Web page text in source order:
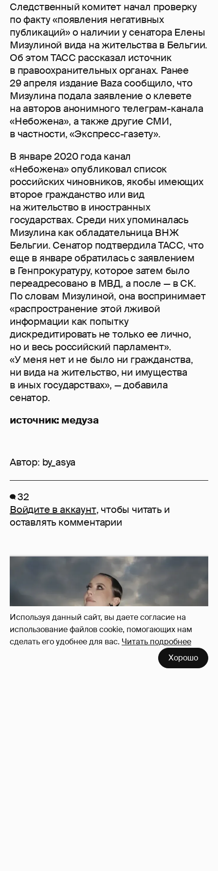
Используя данный сайт, вы даете согласие на
использование файлов cookie, помогающих нам
сделать его удобнее для вас. Читать подробнее
Хорошо
Следственный комитет начал проверку
по факту «появления негативных
публикаций» о наличии у сенатора Елены
Мизулиной вида на жительства в Бельгии.
Об этом ТАСС рассказал источник
в правоохранительных органах. Ранее
29 апреля издание Baza сообщило, что
Мизулина подала заявление о клевете
на авторов анонимного телеграм-канала
«Небожена», а также другие СМИ,
в частности, «Экспресс-газету».
В январе 2020 года канал
«Небожена» опубликовал список
российских чиновников, якобы имеющих
второе гражданство или вид
на жительство в иностранных
государствах. Среди них упоминалась
Мизулина как обладательница ВНЖ
Бельгии. Сенатор подтвердила ТАСС, что
еще в январе обратилась с заявлением
в Генпрокуратуру, которое затем было
переадресовано в МВД, а после — в СК.
По словам Мизулиной, она воспринимает
«распространение этой лживой
информации как попытку
дискредитировать не только ее лично,
но и весь российский парламент».
«У меня нет и не было ни гражданства,
ни вида на жительство, ни имущества
в иных государствах», — добавила
сенатор.
источник: медуза
Автор: by_asya
32
Войдите в аккаунт, чтобы читать и
оставлять комментарии